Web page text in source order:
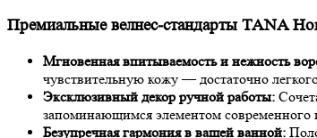
Премиальные велнес-стандарты TANA
Мгновенная впитываемость и нежность
чувствительную кожу — достаточно
Эксклюзивный декор ручной работы:
запоминающимся элементом современного
Безупречная гармония в вашей ванной: